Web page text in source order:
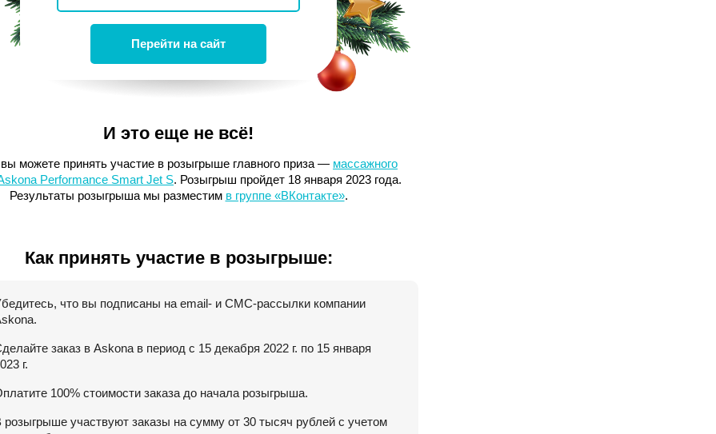
Перейти на сайт
И это еще не всё!
можете принять участие в розыгрыше главного приза — массажного
Performance Smart Jet S. Розыгрыш пройдет 18 января 2023 года.
Результаты розыгрыша мы разместим в группе «ВКонтакте».
Как принять участие в розыгрыше:
что вы подписаны на email- и СМС-рассылки компании
заказ в Askona в период с 15 декабря 2022 г. по 15 января
г.
100% стоимости заказа до начала розыгрыша.
розыгрыше участвуют заказы на сумму от 30 тысяч рублей с учетом